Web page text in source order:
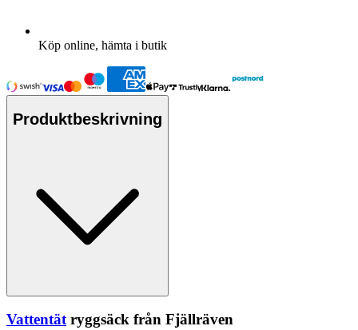
Köp online, hämta i butik
Produktbeskrivning
Vattentätryggsäck från Fjällräven